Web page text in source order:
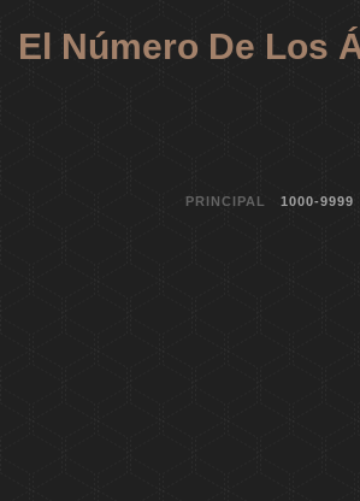
El Número De Los
PRINCIPAL 1000-9999